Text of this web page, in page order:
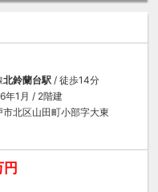
北鈴蘭台駅 / 徒歩14分
年1月 / 2階建
市北区山田町小部字大東